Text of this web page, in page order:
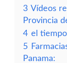
3 Vídeos
Provincia
4 el
5
Panama: